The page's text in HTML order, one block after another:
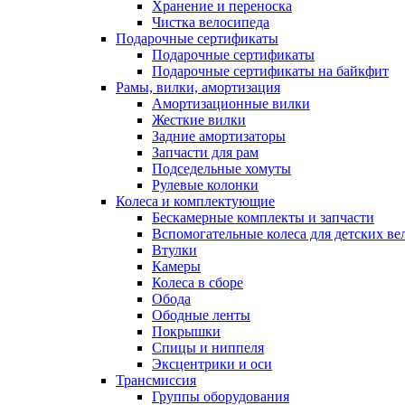
Хранение и переноска
Чистка велосипеда
Подарочные сертификаты
Подарочные сертификаты
Подарочные сертификаты на байкфит
Рамы, вилки, амортизация
Амортизационные вилки
Жесткие вилки
Задние амортизаторы
Запчасти для рам
Подседельные хомуты
Рулевые колонки
Колеса и комплектующие
Бескамерные комплекты и запчасти
Вспомогательные колеса для детских
Втулки
Камеры
Колеса в сборе
Обода
Ободные ленты
Покрышки
Спицы и ниппеля
Эксцентрики и оси
Трансмиссия
Группы оборудования